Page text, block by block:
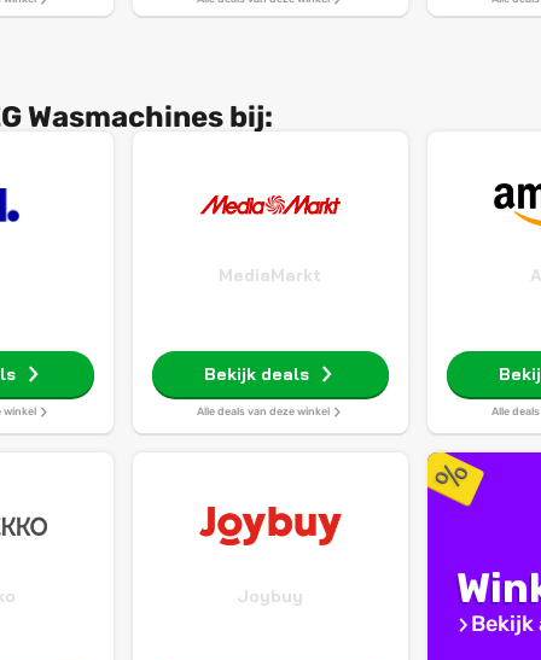
Wasmachines bij:
winkel
MediaMarkt
Bekijk deals
Alle deals van deze winkel Alle
Joybuy
Bekijk